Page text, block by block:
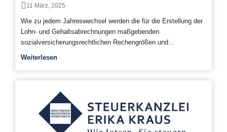
11 März, 2025
Wie zu jedem Jahreswechsel werden die für die Erstellung der
Lohn- und Gehaltsabrechnungen maßgebenden
sozialversicherungsrechtlichen Rechengrößen und...
Weiterlesen